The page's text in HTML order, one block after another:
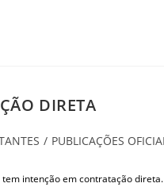
DIRETA
/ PUBLICAÇÕES
em contratação direta.